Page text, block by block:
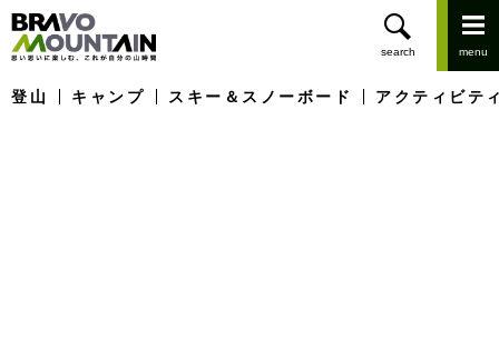
登山 キャンプ スキー＆スノーボード アクティビテ